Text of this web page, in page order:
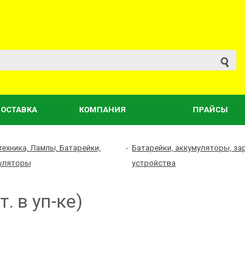
КОМПАНИЯ ПРАЙСЫ
Лампы, Батарейки,
- Батарейки, аккумуляторы,
устройства
в уп-ке)